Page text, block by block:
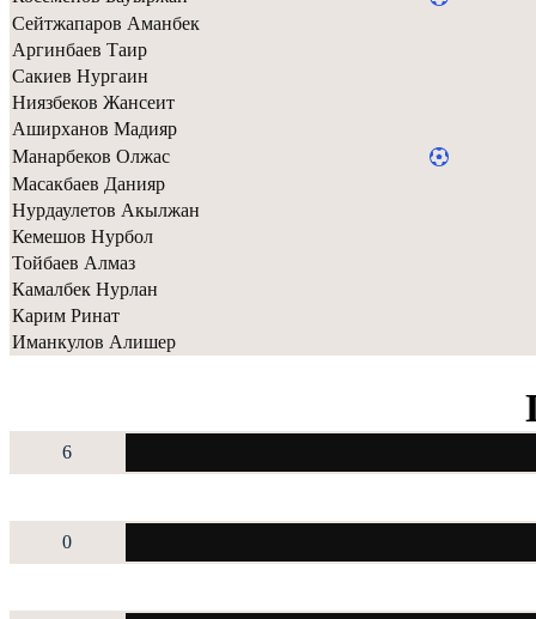
Сейтжапаров Аманбек
Аргинбаев Таир
Сакиев Нургаин
Ниязбеков Жансеит
Аширханов Мадияр
Манарбеков Олжас
Масакбаев Данияр
Нурдаулетов Акылжан
Кемешов Нурбол
Тойбаев Алмаз
Камалбек Нурлан
Карим Ринат
Иманкулов Алишер
6
0